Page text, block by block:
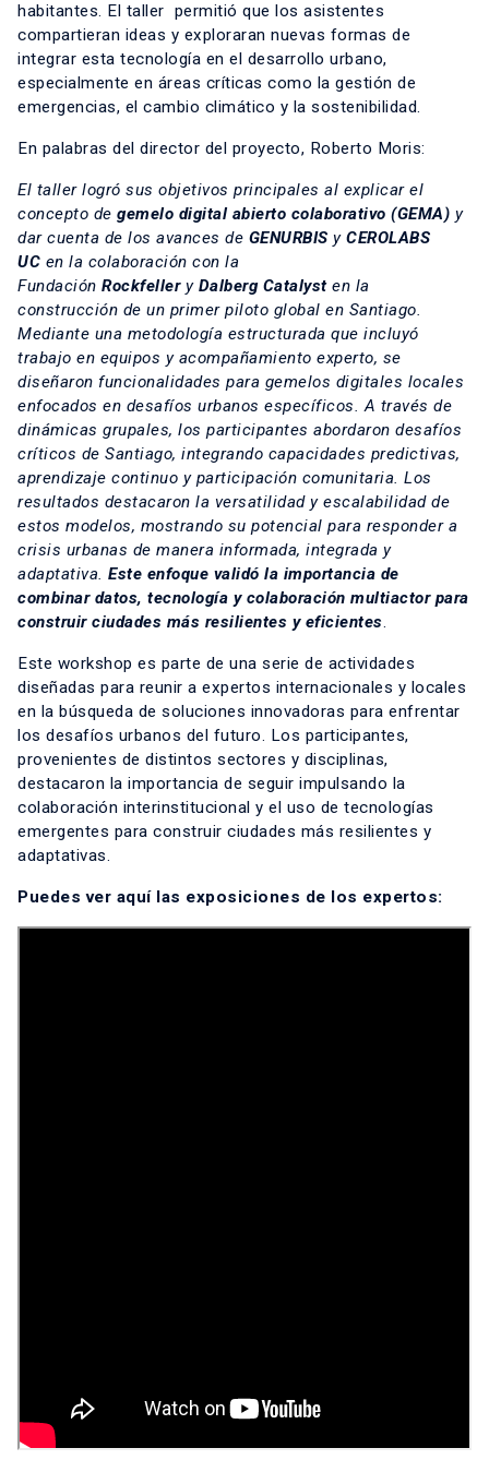
habitantes. El taller permitió que los asistentes
compartieran ideas y exploraran nuevas formas de
integrar esta tecnología en el desarrollo urbano,
especialmente en áreas críticas como la gestión de
emergencias, el cambio climático y la sostenibilidad.
En palabras del director del proyecto, Roberto Moris:
El taller logró sus objetivos principales al explicar el
concepto de gemelo digital abierto colaborativo (GEMA) y
dar cuenta de los avances de GENURBIS y CEROLABS
UC en la colaboración con la
Fundación Rockfellery Dalberg Catalysten la
construcción de un primer piloto global en Santiago.
Mediante una metodología estructurada que incluyó
trabajo en equipos y acompañamiento experto, se
diseñaron funcionalidades para gemelos digitales locales
enfocados en desafíos urbanos específicos. A través de
dinámicas grupales, los participantes abordaron desafíos
críticos de Santiago, integrando capacidades predictivas,
aprendizaje continuo y participación comunitaria. Los
resultados destacaron la versatilidad y escalabilidad de
estos modelos, mostrando su potencial para responder a
crisis urbanas de manera informada, integrada y
adaptativa. Este enfoque validó la importancia de
combinar datos, tecnología y colaboración multiactor para
construir ciudades más resilientes y eficientes.
Este workshop es parte de una serie de actividades
diseñadas para reunir a expertos internacionales y locales
en la búsqueda de soluciones innovadoras para enfrentar
los desafíos urbanos del futuro. Los participantes,
provenientes de distintos sectores y disciplinas,
destacaron la importancia de seguir impulsando la
colaboración interinstitucional y el uso de tecnologías
emergentes para construir ciudades más resilientes y
adaptativas.
Puedes ver aquí las exposiciones de los expertos: